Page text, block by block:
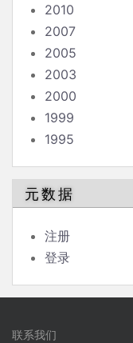
2010
2007
2005
2003
2000
1999
1995
元数据
注册
登录
联系我们